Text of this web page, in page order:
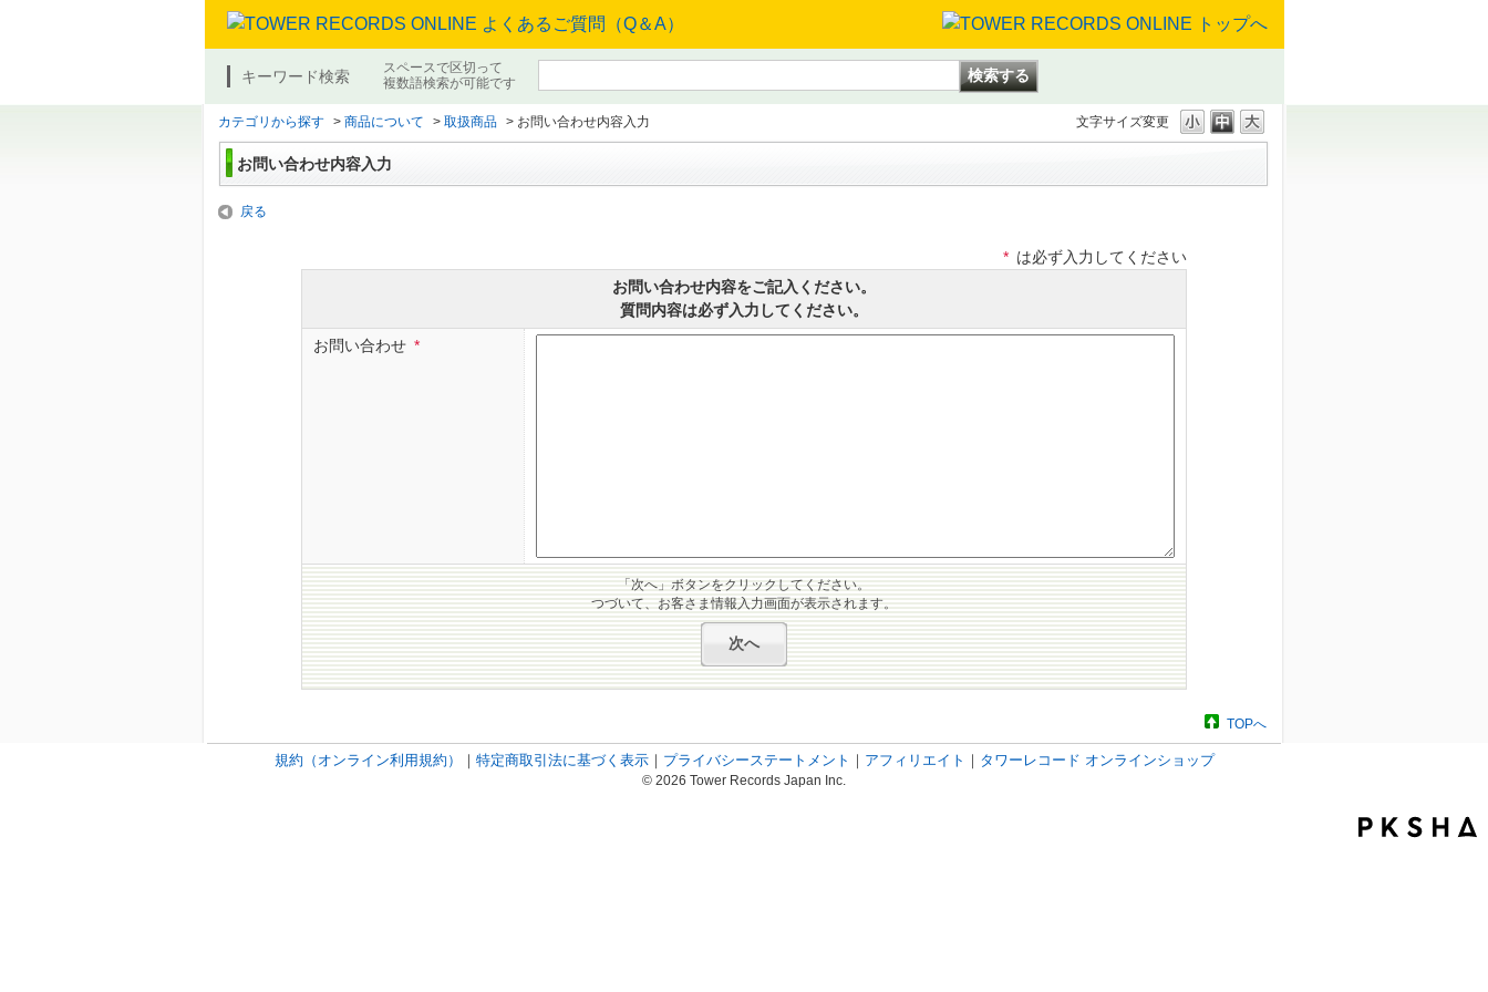
キーワード検索
スペースで区切って
複数語検索が可能です
文字サイズ変更
カテゴリから探す > 商品について > 取扱商品 > お問い合わせ内容入力
お問い合わせ内容入力
戻る
* は必ず入力してください
お問い合わせ内容をご記入ください。
質問内容は必ず入力してください。
お問い合わせ *
「次へ」ボタンをクリックしてください。
つづいて、お客さま情報入力画面が表示されます。
TOPへ
規約（オンライン利用規約） ｜ 特定商取引法に基づく表示｜ プライバシーステートメント ｜ アフィリエイト ｜ タワーレコード オンラインショップ
© 2026 Tower Records Japan Inc.